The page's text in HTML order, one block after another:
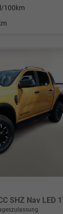
100km
SHZ Nav LED